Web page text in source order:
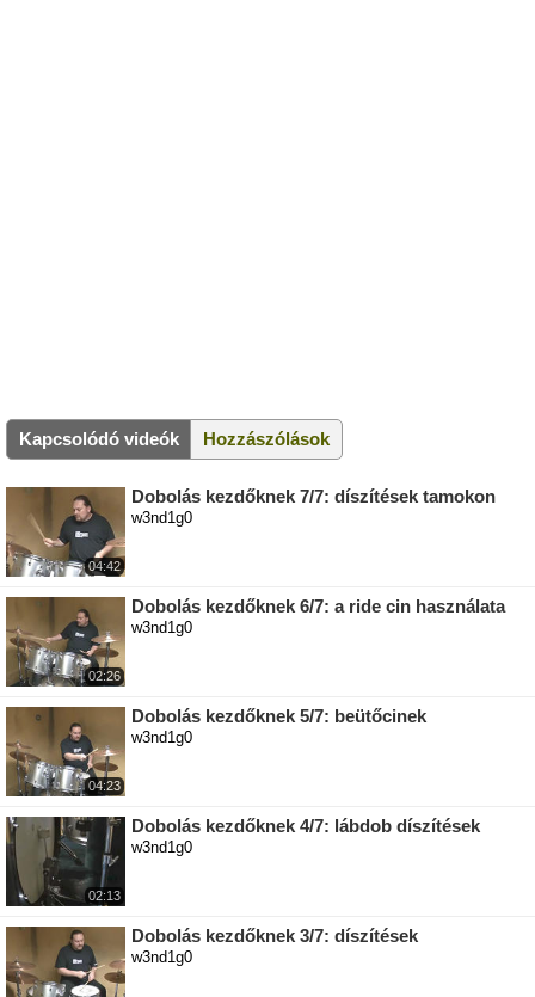
Kapcsolódó videók Hozzászólások
04:42
Dobolás kezdőknek 7/7: díszítések tamokon
w3nd1g0
02:26
Dobolás kezdőknek 6/7: a ride cin használata
w3nd1g0
04:23
Dobolás kezdőknek 5/7: beütőcinek
w3nd1g0
02:13
Dobolás kezdőknek 4/7: lábdob díszítések
w3nd1g0
Dobolás kezdőknek 3/7: díszítések
w3nd1g0